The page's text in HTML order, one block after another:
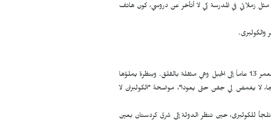
زملائي في المدرسة كي لا أتأخر عن دروسي، كون هاتف
من مدينة جوانرود، التي ترسل يومياً زوجها وابنها البالغ من العمر 13 عاماً إلى الجبل وهي مثقلة بالقلق. وبنظرة يملؤها
لا يغمض لي جفن حتى يعودا"، موضحةً "الكولبران لا
للكولبری، حين تنظر الدولة إلى شرق كردستان بعين